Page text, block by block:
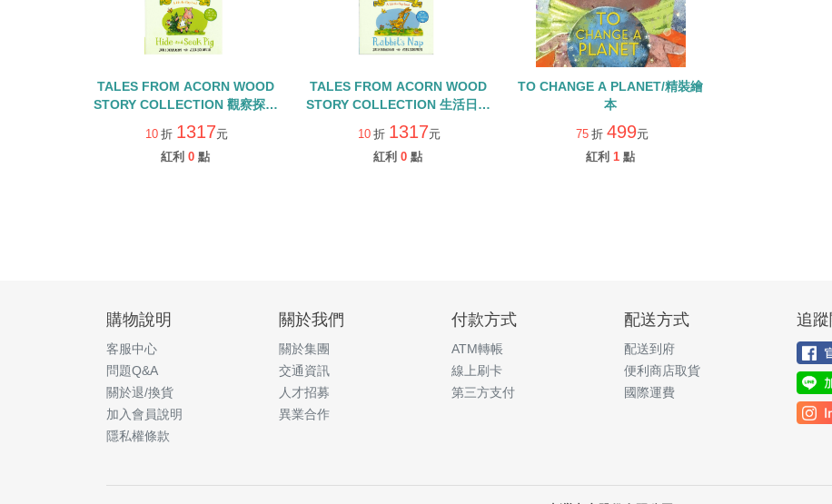
TALES FROM ACORN WOOD
STORY COLLECTION 觀察探索
組/硬頁翻翻書+QR CODE
10 折 1317元
紅利 0 點
TALES FROM ACORN WOOD
STORY COLLECTION 生活日常
組/硬頁翻翻書+QR CODE
10 折 1317元
紅利 0 點
TO CHANGE A PLANET/精裝繪
本
75 折 499元
紅利 1 點
購物說明
客服中心
問題Q&A
關於退/換貨
加入會員說明
隱私權條款
關於我們
關於集團
交通資訊
人才招募
異業合作
付款方式
ATM轉帳
線上刷卡
第三方支付
配送方式
配送到府
便利商店取貨
國際運費
追